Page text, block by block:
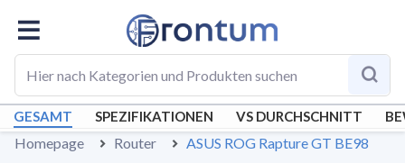
GESAMT SPEZIFIKATIONEN VS DURCHSCHNITT
Homepage Router ASUS ROG Rapture GT BE98